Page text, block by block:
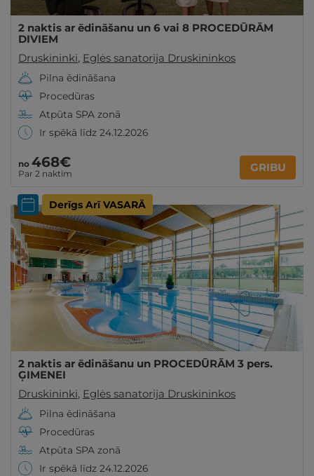
2 naktis ar ēdināšanu un 6 vai 8 PROCEDŪRĀM
DIVIEM
Druskininki, Eglės sanatorija Druskininkos
Pilna ēdināšana
Procedūras
Atpūta SPA zonā
Ir spēkā līdz 24.12.2026
no 468€
Par 2 naktīm GRIBU
Derīgs Arī VASARĀ
2 naktis ar ēdināšanu un PROCEDŪRĀM 3 pers.
ĢIMENEI
Druskininki, Eglės sanatorija Druskininkos
Pilna ēdināšana
Procedūras
Atpūta SPA zonā
Ir spēkā līdz 24.12.2026